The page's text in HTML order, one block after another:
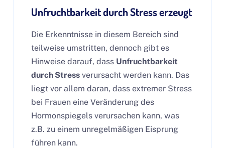
Unfruchtbarkeit durch Stress erzeugt
Die Erkenntnisse in diesem Bereich sind
teilweise umstritten, dennoch gibt es
Hinweise darauf, dass Unfruchtbarkeit
durch Stress verursacht werden kann. Das
liegt vor allem daran, dass extremer Stress
bei Frauen eine Veränderung des
Hormonspiegels verursachen kann, was
z.B. zu einem unregelmäßigen Eisprung
führen kann.